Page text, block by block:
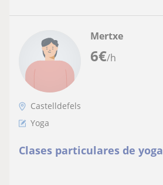
6€/h
Mertxe
Castelldefels
Yoga
Clases particulares de yoga